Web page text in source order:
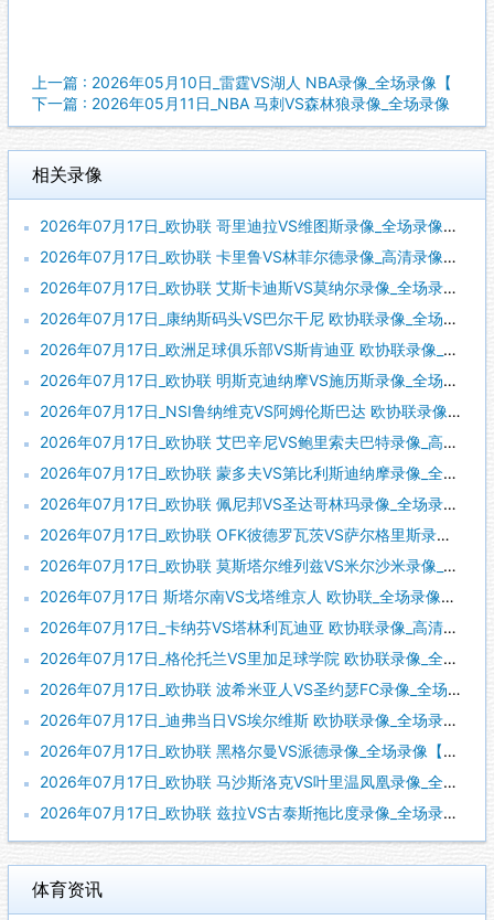
上一篇 : 2026年05月10日_雷霆VS湖人 NBA录像_全场录像【
下一篇 : 2026年05月11日_NBA 马刺VS森林狼录像_全场录像
相关录像
2026年07月17日_欧协联 哥里迪拉VS维图斯录像_全场录像【高清回放】
2026年07月17日_欧协联 卡里鲁VS林菲尔德录像_高清录像【全场回放】
2026年07月17日_欧协联 艾斯卡迪斯VS莫纳尔录像_全场录像【视频集锦】
2026年07月17日_康纳斯码头VS巴尔干尼 欧协联录像_全场录像【视频集锦】
2026年07月17日_欧洲足球俱乐部VS斯肯迪亚 欧协联录像_高清录像【全场回放】
2026年07月17日_欧协联 明斯克迪纳摩VS施历斯录像_全场录像【高清回放】
2026年07月17日_NSI鲁纳维克VS阿姆伦斯巴达 欧协联录像_全场录像【视频集锦】
2026年07月17日_欧协联 艾巴辛尼VS鲍里索夫巴特录像_高清录像【全场回放】
2026年07月17日_欧协联 蒙多夫VS第比利斯迪纳摩录像_全场录像【视频集锦】
2026年07月17日_欧协联 佩尼邦VS圣达哥林玛录像_全场录像【视频集锦】
2026年07月17日_欧协联 OFK彼德罗瓦茨VS萨尔格里斯录像_全场录像【高清回放】
2026年07月17日_欧协联 莫斯塔尔维列兹VS米尔沙米录像_全场录像【全场回放】
2026年07月17日 斯塔尔南VS戈塔维京人 欧协联_全场录像【全场回放】
2026年07月17日_卡纳芬VS塔林利瓦迪亚 欧协联录像_高清录像【全场回放】
2026年07月17日_格伦托兰VS里加足球学院 欧协联录像_全场录像【高清回放】
2026年07月17日_欧协联 波希米亚人VS圣约瑟FC录像_全场录像【高清回放】
2026年07月17日_迪弗当日VS埃尔维斯 欧协联录像_全场录像【视频集锦】
2026年07月17日_欧协联 黑格尔曼VS派德录像_全场录像【高清回放】
2026年07月17日_欧协联 马沙斯洛克VS叶里温凤凰录像_全场录像【全场回放】
2026年07月17日_欧协联 兹拉VS古泰斯拖比度录像_全场录像【高清回放】
体育资讯